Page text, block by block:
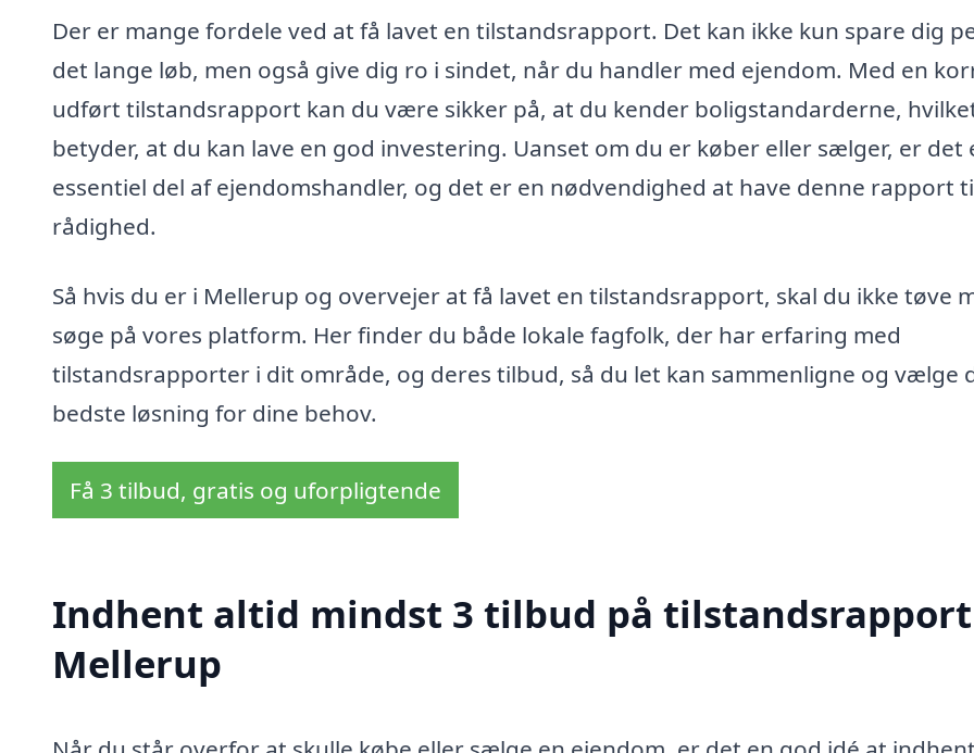
Der er mange fordele ved at få lavet en tilstandsrapport. Det kan ikke kun spare dig
det lange løb, men også give dig ro i sindet, når du handler med ejendom. Med en
udført tilstandsrapport kan du være sikker på, at du kender boligstandarderne,
betyder, at du kan lave en god investering. Uanset om du er køber eller sælger, er det
essentiel del af ejendomshandler, og det er en nødvendighed at have denne rapport
rådighed.
Så hvis du er i Mellerup og overvejer at få lavet en tilstandsrapport, skal du ikke tøve
søge på vores platform. Her finder du både lokale fagfolk, der har erfaring med
tilstandsrapporter i dit område, og deres tilbud, så du let kan sammenligne og vælge
bedste løsning for dine behov.
Få 3 tilbud, gratis og uforpligtende
Indhent altid mindst 3 tilbud på
Mellerup